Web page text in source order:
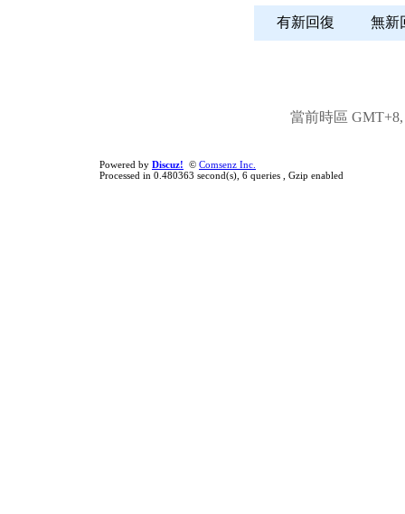
有新回復 無
當前時區 GMT+8,
Powered by Discuz! © Comsenz Inc.
Processed in 0.480363 second(s), 6 queries , Gzip enabled